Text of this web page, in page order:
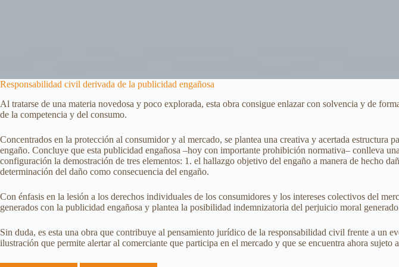
Responsabilidad civil derivada de la publicidad engañosa
Al tratarse de una materia novedosa y poco explorada, esta obra consigue enlazar con solvencia y de
de la competencia y del consumo.
Concentrados en la protección al consumidor y al mercado, se plantea una creativa y acertada estructura
engaño. Concluye que esta publicidad engañosa –hoy con importante prohibición normativa– conlleva
configuración la demostración de tres elementos: 1. el hallazgo objetivo del engaño a manera de hecho
determinación del daño como consecuencia del engaño.
Con énfasis en la lesión a los derechos individuales de los consumidores y los intereses colectivos del
generados con la publicidad engañosa y plantea la posibilidad indemnizatoria del perjuicio moral
Sin duda, es esta una obra que contribuye al pensamiento jurídico de la responsabilidad civil frente a un
ilustración que permite alertar al comerciante que participa en el mercado y que se encuentra ahora